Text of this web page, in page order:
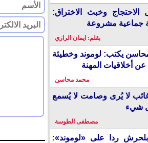
الاحتجاج وخبث الاختراق:
جماعية مشروعة
بقلم: ايمان الرازي
يكتب: لوموند وخطيئة
عن أخلاقيات المهنة
محمد محاسن
لا يُرى وصامت لا يُسمع
شيء
مصطفى الطوسة
ردا على «لوموند»: